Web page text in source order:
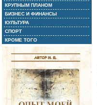
КРУПНЫМ ПЛАНОМ
БИЗНЕС И ФИНАНСЫ
КУЛЬТУРА
СПОРТ
КРОМЕ ТОГО